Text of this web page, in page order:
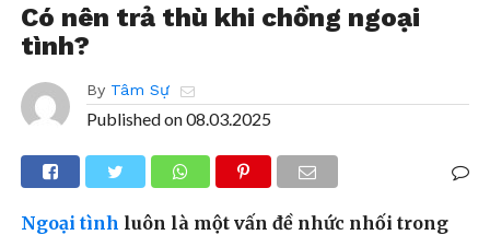
Có nên trả thù khi chồng ngoại
tình?
By Tâm Sự
Published on08.03.2025
Ngoại tình luôn là một vấn đề nhức nhối trong